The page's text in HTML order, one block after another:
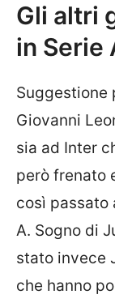
Gli altri
in Serie
Suggestione
Giovanni
sia ad Inter
però frenato
così passato
A. Sogno di
stato invece
che hanno